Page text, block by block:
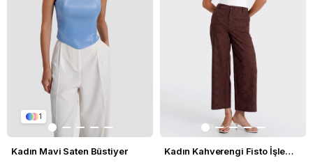
1
Kadın Mavi Saten Büstiyer Kadın Kahverengi Fisto İşlemeli Pantolon